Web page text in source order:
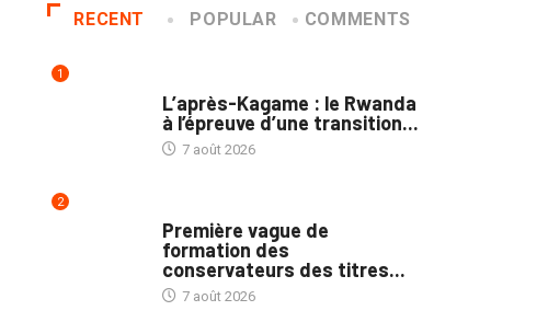
RECENT POPULAR COMMENTS
1
L’après-Kagame : le Rwanda
à l’épreuve d’une transition...
7 août 2026
2
Première vague de
formation des
conservateurs des titres...
7 août 2026